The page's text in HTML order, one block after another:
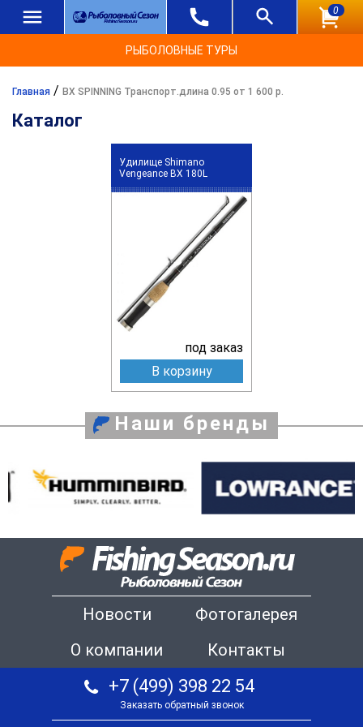
0
РЫБОЛОВНЫЕ ТУРЫ
Главная / BX SPINNING Транспорт.длина 0.95 от 1 600 р.
Каталог
Удилище Shimano
Vengeance BX 180L
под заказ
В корзину
Наши бренды
Новости
Фотогалерея
О компании
Контакты
+7 (499) 398 22 54
Заказать обратный звонок